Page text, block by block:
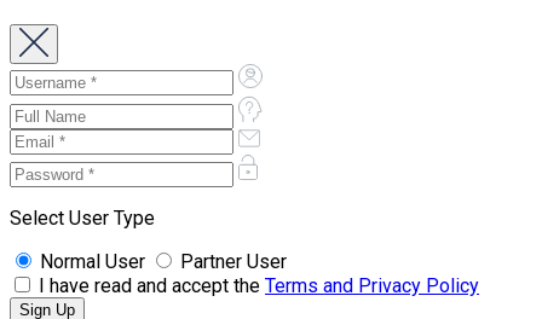
Select User Type
Normal User
Partner User
I have read and accept the Terms and Privacy Policy